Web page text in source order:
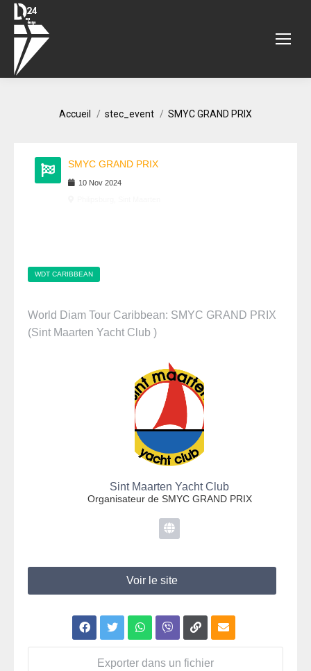
Accueil stec_event SMYC GRAND PRIX
SMYC GRAND PRIX
10 Nov 2024
WDT CARIBBEAN
World Diam Tour Caribbean: SMYC GRAND PRIX
(Sint Maarten Yacht Club )
Sint Maarten Yacht Club
Organisateur de SMYC GRAND PRIX
Voir le site
Exporter dans un fichier